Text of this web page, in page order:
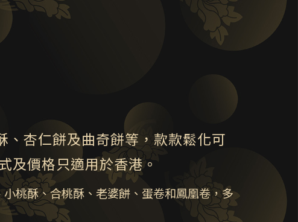
杏仁餅及曲奇餅等，款款鬆化可
及價格只適用於香港。
桃酥、合桃酥、老婆餅、蛋卷和鳳凰卷，多